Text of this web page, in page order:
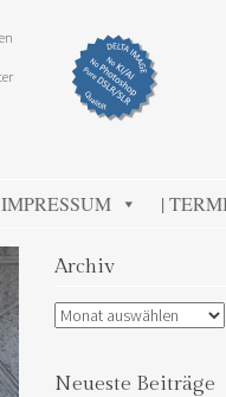
IMPRESSUM |
Archiv
Archiv
Neueste Beiträge